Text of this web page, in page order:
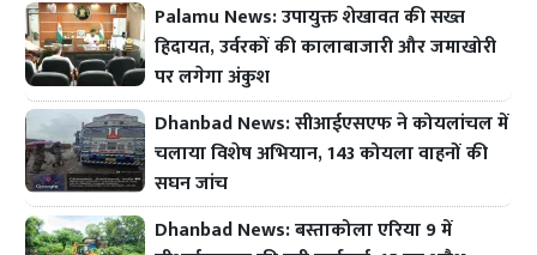
Palamu News: उपायुक्त शेखावत की सख्त
हिदायत, उर्वरकों की कालाबाजारी और जमाखोरी
पर लगेगा अंकुश
Dhanbad News: सीआईएसएफ ने कोयलांचल में
चलाया विशेष अभियान, 143 कोयला वाहनों की
सघन जांच
Dhanbad News: बस्ताकोला एरिया 9 में